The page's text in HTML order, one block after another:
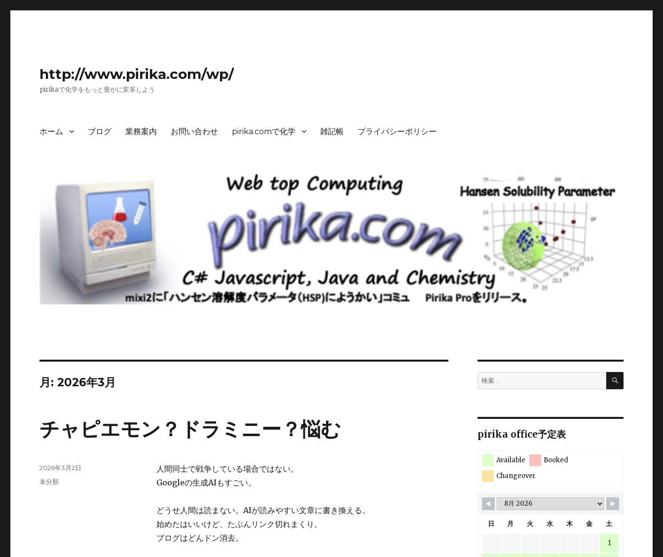
http://www.pirika.com/wp/
pirikaで化学をもっと豊かに変革しよう
ホーム ブログ 業務案内 お問い合わせ pirika.comで化学 雑記帳 プライバシーポリシー
月:2026年3月
チャピエモン？ドラミニー？悩む
人間同士で戦争している場合ではない。
Googleの生成AIもすごい。
どうせ人間は読まない。AIが読みやすい文章に書き換える。
始めたはいいけど、たぶんリンク切れまくり。
ブログはどんドン消去。
投
稿
2026年3月2日
カ
未分類
検
索:
検
pirika office予定表
Available
Booked
Changeover
日 月 火 水 木 金 土
1